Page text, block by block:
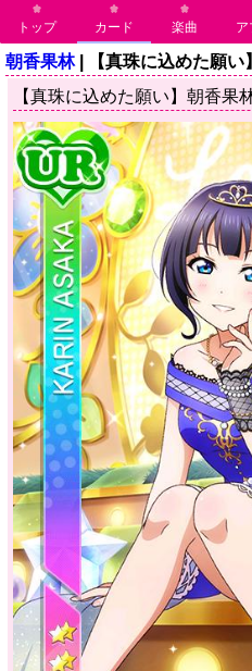
トップ カード 楽曲 ア
朝香果林| 【真珠に込めた願い
【真珠に込めた願い】朝香果